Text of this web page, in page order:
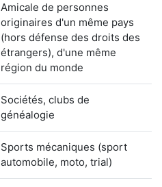
Amicale de personnes
originaires d'un même pays
(hors défense des droits des
étrangers), d'une même
région du monde
Sociétés, clubs de
généalogie
Sports mécaniques (sport
automobile, moto, trial)